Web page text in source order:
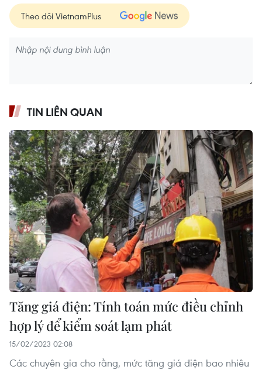
Theo dõi VietnamPlus
TIN LIÊN QUAN
Tăng giá điện: Tính toán mức điều chỉnh
hợp lý để kiểm soát lạm phát
15/02/2023 02:08
Các chuyên gia cho rằng, mức tăng giá điện bao nhiêu